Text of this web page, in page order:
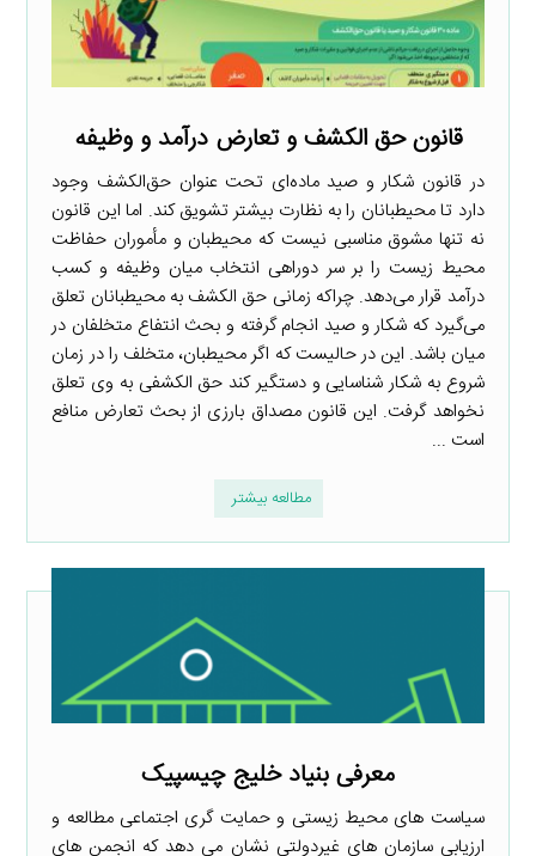
قانون حق الکشف و تعارض درآمد و وظیفه
در قانون شکار و صید ماده‌ای تحت عنوان حق‌الکشف وجود
دارد تا محیطبانان را به نظارت بیشتر تشویق کند. اما این قانون
نه تنها مشوق مناسبی نیست که محیطبان و مأموران حفاظت
محیط زیست را بر سر دوراهی انتخاب میان وظیفه و کسب
درآمد قرار می‌دهد. چراکه زمانی حق الکشف به محیطبانان تعلق
می‌گیرد که شکار و صید انجام گرفته و بحث انتفاع متخلفان در
میان باشد. این در حالیست که اگر محیطبان، متخلف را در زمان
شروع به شکار شناسایی و دستگیر کند حق الکشفی به وی تعلق
نخواهد گرفت. این قانون مصداق بارزی از بحث تعارض منافع
است ...
مطالعه بیشتر
معرفی بنیاد خلیج چیسپیک
سیاست های محیط زیستی و حمایت گری اجتماعی مطالعه و
ارزیابی سازمان های غیردولتی نشان می دهد که انجمن های